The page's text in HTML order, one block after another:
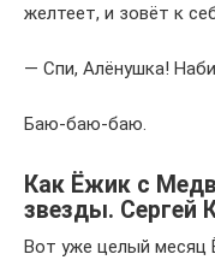
желтеет, и зовёт к
— Спи, Алёнушка!
Баю-баю-баю.
Как Ёжик с
звезды. Сергей
Вот уже целый месяц